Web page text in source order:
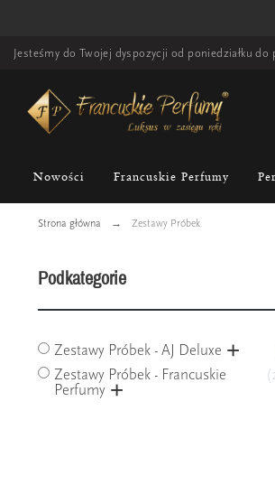
Jesteśmy do Twojej dyspozycji od poniedziałku
Nowości Francuskie Perfumy
Strona główna Zestawy Próbek
Podkategorie
Zestawy Próbek - AJ Deluxe
Zestawy Próbek - Francuskie
Perfumy